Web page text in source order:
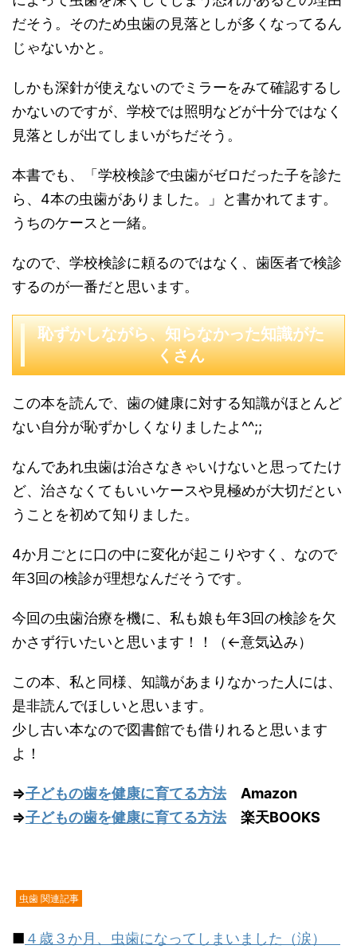
だそう。そのため虫歯の見落としが多くなってるん
じゃないかと。
しかも深針が使えないのでミラーをみて確認するし
かないのですが、学校では照明などが十分ではなく
見落としが出てしまいがちだそう。
本書でも、「学校検診で虫歯がゼロだった子を診た
ら、4本の虫歯がありました。」と書かれてます。
うちのケースと一緒。
なので、学校検診に頼るのではなく、歯医者で検診
するのが一番だと思います。
恥ずかしながら、知らなかった知識がた
くさん
この本を読んで、歯の健康に対する知識がほとんど
ない自分が恥ずかしくなりましたよ^^;;
なんであれ虫歯は治さなきゃいけないと思ってたけ
ど、治さなくてもいいケースや見極めが大切だとい
うことを初めて知りました。
4か月ごとに口の中に変化が起こりやすく、なので
年3回の検診が理想なんだそうです。
今回の虫歯治療を機に、私も娘も年3回の検診を欠
かさず行いたいと思います！！（←意気込み）
この本、私と同様、知識があまりなかった人には、
是非読んでほしいと思います。
少し古い本なので図書館でも借りれると思います
よ！
⇒子どもの歯を健康に育てる方法Amazon
⇒子どもの歯を健康に育てる方法楽天BOOKS
虫歯 関連記事
■ ４歳３か月、虫歯になってしまいました（涙）